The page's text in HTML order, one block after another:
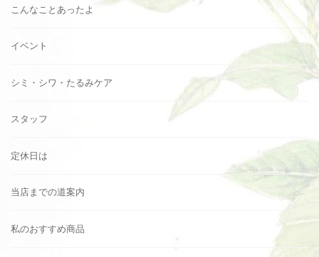
こんなことあったよ
イベント
シミ・シワ・たるみケア
スタッフ
定休日は
当店までの道案内
私のおすすめ商品